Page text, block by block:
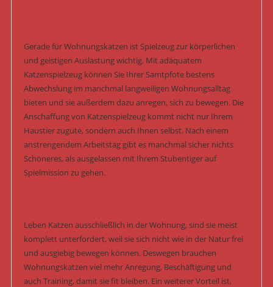
Gerade für Wohnungskatzen ist Spielzeug zur körperlichen
und geistigen Auslastung wichtig. Mit adäquatem
Katzenspielzeug können Sie Ihrer Samtpfote bestens
Abwechslung im manchmal langweiligen Wohnungsalltag
bieten und sie außerdem dazu anregen, sich zu bewegen. Die
Anschaffung von Katzenspielzeug kommt nicht nur Ihrem
Haustier zugute, sondern auch Ihnen selbst. Nach einem
anstrengendem Arbeitstag gibt es manchmal sicher nichts
Schöneres, als ausgelassen mit Ihrem Stubentiger auf
Spielmission zu gehen.
Leben Katzen ausschließlich in der Wohnung, sind sie meist
komplett unterfordert, weil sie sich nicht wie in der Natur frei
und ausgiebig bewegen können. Deswegen brauchen
Wohnungskatzen viel mehr Anregung, Beschäftigung und
auch Training, damit sie fit bleiben. Ein weiterer Vorteil ist,